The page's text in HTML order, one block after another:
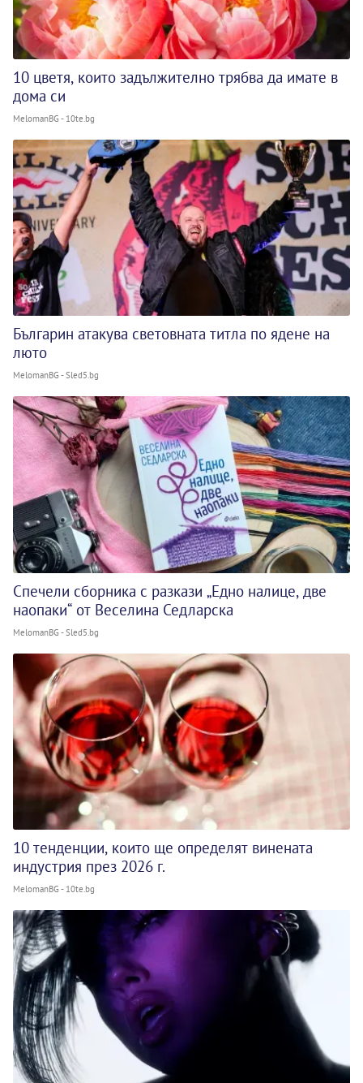
10 цветя, които задължително трябва да имате в
дома си
MelomanBG - 10te.bg
Българин атакува световната титла по ядене на
люто
MelomanBG - Sled5.bg
Спечели сборника с разкази „Едно налице, две
наопаки“ от Веселина Седларска
MelomanBG - Sled5.bg
10 тенденции, които ще определят винената
индустрия през 2026 г.
MelomanBG - 10te.bg